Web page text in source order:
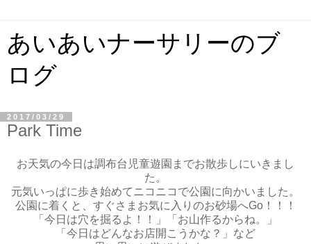
あいあいナーサリーのブ
ログ
2017/03/29
Park Time
お天気の今日は調布台児童遊園までお散歩しにいきまし
た。
元気いっぱに歩き始めてニコニコで公園に向かいました。
公園に着くと、すぐさまお気に入りのお砂場へGo！！！
「今日は穴を掘るよ！！」「お山作るからね。」
「今日はどんなお店開こうかな？」など